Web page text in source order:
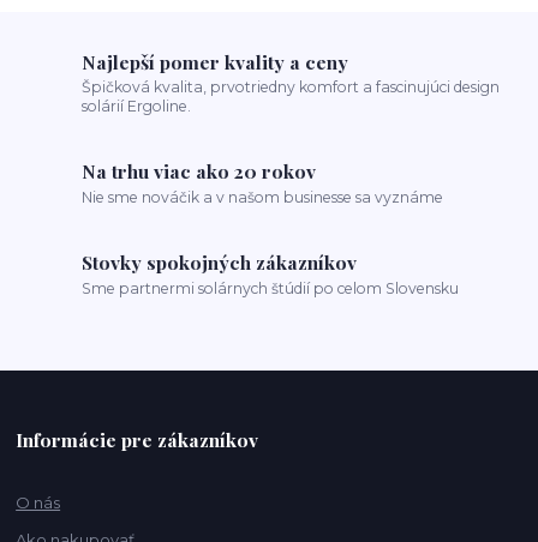
Najlepší pomer kvality a ceny
Špičková kvalita, prvotriedny komfort a fascinujúci design
solárií Ergoline.
Na trhu viac ako 20 rokov
Nie sme nováčik a v našom businesse sa vyznáme
Stovky spokojných zákazníkov
Sme partnermi solárnych štúdií po celom Slovensku
Informácie pre zákazníkov
O nás